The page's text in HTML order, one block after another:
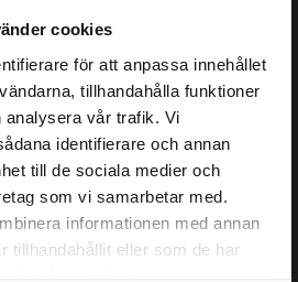
cookies
för att anpassa innehållet
tillhandahålla funktioner
vår trafik. Vi
identifierare och annan
till de sociala medier och
som vi samarbetar med.
informationen med annan
tillhandahållit eller som de har
särintressen.
Etoile de Dakar:
med sin dotter
sig i Dakar och ska gå ut
med sin vän Sandy. Jag
på chans i Digelius